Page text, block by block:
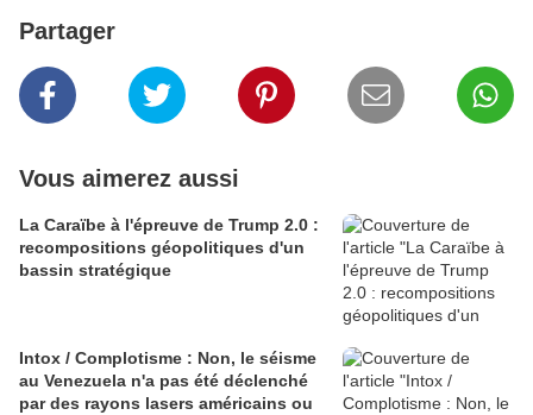
Partager
Vous aimerez aussi
La Caraïbe à l'épreuve de Trump 2.0 :
recompositions géopolitiques d'un
bassin stratégique
Intox / Complotisme : Non, le séisme
au Venezuela n'a pas été déclenché
par des rayons lasers américains ou